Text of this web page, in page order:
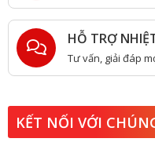
HỖ TRỢ
Tư vấn, giải đáp
KẾT NỐI VỚI